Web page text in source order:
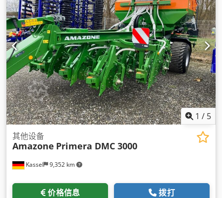
1 / 5
Kassel 9,352 km
其他设备
Amazone Primera DMC 3000
价格信息 拨打